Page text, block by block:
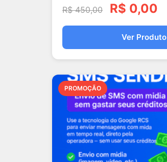
R$450,00 R$ 0,00
Ver Produto
PROMOÇÃO